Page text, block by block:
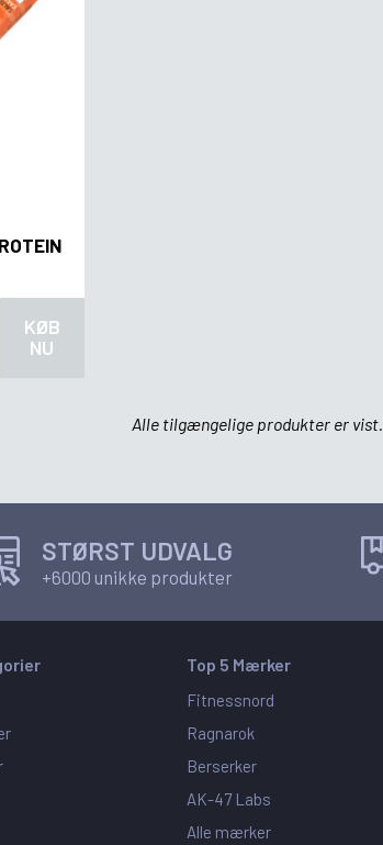
KØB
NU
Alle tilgængelige produkter er vist.
STØRST UDVALG
+6000 unikke produkter
Top 5 Mærker
Fitnessnord
Ragnarok
Berserker
AK-47 Labs
Alle mærker